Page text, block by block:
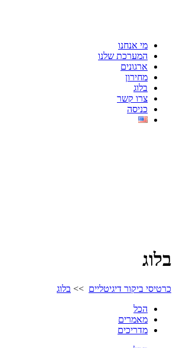
מי אנחנו
המערכת שלנו
ארגונים
מחירון
בלוג
צרו קשר
כניסה
בלוג
כרטיסי ביקור דיגיטליים >> בלוג
הכל
מאמרים
מדריכים